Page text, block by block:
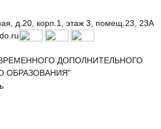
д.20, корп.1, этаж 3, помещ.23, 23А
ДОПОЛНИТЕЛЬНОГО
ОБРАЗОВАНИЯ"